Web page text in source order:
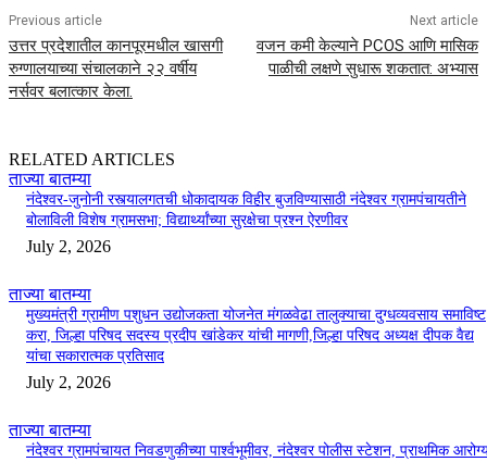
Previous article
उत्तर प्रदेशातील कानपूरमधील खासगी
रुग्णालयाच्या संचालकाने २२ वर्षीय
नर्सवर बलात्कार केला.
Next article
वजन कमी केल्याने PCOS आणि मासिक
पाळीची लक्षणे सुधारू शकतात: अभ्यास
RELATED ARTICLES
ताज्या बातम्या
नंदेश्वर-जुनोनी रस्त्यालगतची धोकादायक विहीर बुजविण्यासाठी नंदेश्वर ग्रामपंचायतीने
बोलाविली विशेष ग्रामसभा; विद्यार्थ्यांच्या सुरक्षेचा प्रश्न ऐरणीवर
July 2, 2026
ताज्या बातम्या
मुख्यमंत्री ग्रामीण पशुधन उद्योजकता योजनेत मंगळवेढा तालुक्याचा दुग्धव्यवसाय समाविष्ट
करा, जिल्हा परिषद सदस्य प्रदीप खांडेकर यांची मागणी,जिल्हा परिषद अध्यक्ष दीपक वैद्य
यांचा सकारात्मक प्रतिसाद
July 2, 2026
ताज्या बातम्या
नंदेश्वर ग्रामपंचायत निवडणुकीच्या पार्श्वभूमीवर, नंदेश्वर पोलीस स्टेशन, प्राथमिक